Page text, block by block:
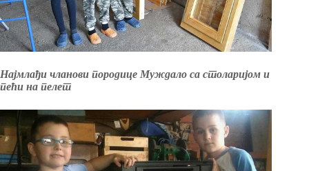
Најмлађи чланови породице Муждало са столаријом и
пећи на пелет